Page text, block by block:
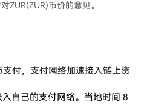
ZUR(ZUR)币价的意见。
付，支付网络加速接入链上资
自己的支付网络。当地时间 8